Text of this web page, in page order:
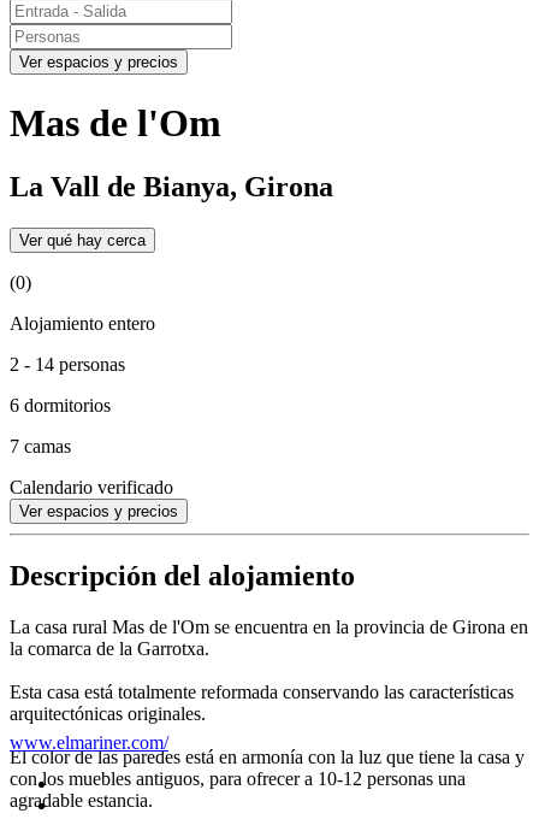
Ver espacios y precios
Mas de l'Om
La Vall de Bianya, Girona
Ver qué hay cerca
(0)
Alojamiento entero
2 - 14 personas
6 dormitorios
7 camas
Calendario verificado
Ver espacios y precios
Descripción del alojamiento
La casa rural Mas de l'Om se encuentra en la provincia de Girona en
la comarca de la Garrotxa.
Esta casa está totalmente reformada conservando las características
arquitectónicas originales.
El color de las paredes está en armonía con la luz que tiene la casa y
con los muebles antiguos, para ofrecer a 10-12 personas una
agradable estancia.
www.elmariner.com/